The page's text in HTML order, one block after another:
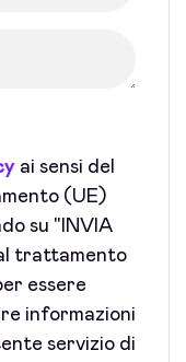
ai sensi del
(UE)
su "INVIA
al trattamento
essere
informazioni
servizio di